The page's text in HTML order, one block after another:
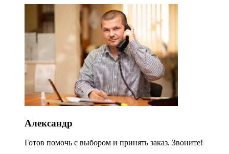
Александр
Готов помочь с выбором и принять заказ. Звоните!